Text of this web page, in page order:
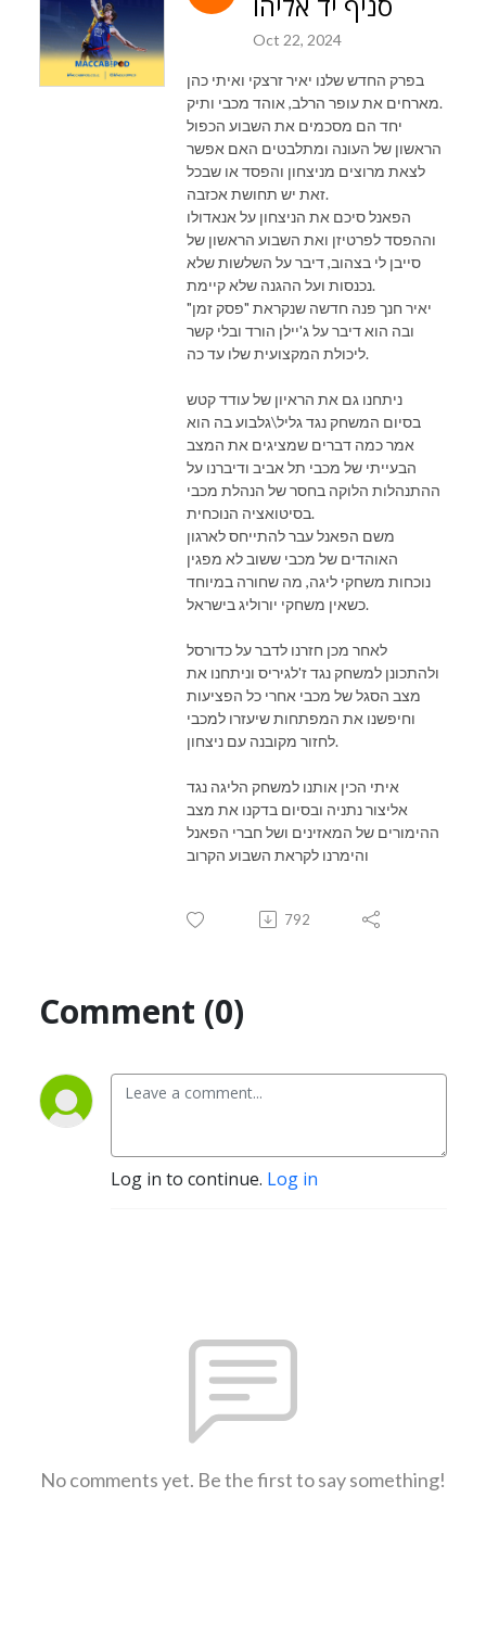
Oct 22, 2024
בפרק החדש שלנו יאיר זרצקי ואיתי כהן
מארחים את עופר הרלב, אוהד מכבי ותיק.
יחד הם מסכמים את השבוע הכפול
הראשון של העונה ומתלבטים האם אפשר
לצאת מרוצים מניצחון והפסד או שבכל
זאת יש תחושת אכזבה.
הפאנל סיכם את הניצחון על אנאדולו
וההפסד לפרטיזן ואת השבוע הראשון של
סייבן לי בצהוב, דיבר על השלשות שלא
נכנסות ועל ההגנה שלא קיימת.
יאיר חנך פנה חדשה שנקראת "פסק זמן"
ובה הוא דיבר על ג'יילן הורד ובלי קשר
ליכולת המקצועית שלו עד כה.
ניתחנו גם את הראיון של עודד קטש
בסיום המשחק נגד גליל\גלבוע בה הוא
אמר כמה דברים שמציגים את המצב
הבעייתי של מכבי תל אביב ודיברנו על
ההתנהלות הלוקה בחסר של הנהלת מכבי
בסיטואציה הנוכחית.
משם הפאנל עבר להתייחס לארגון
האוהדים של מכבי ששוב לא מפגין
נוכחות משחקי ליגה, מה שחורה במיוחד
כשאין משחקי יורוליג בישראל.
לאחר מכן חזרנו לדבר על כדורסל
ולהתכונן למשחק נגד ז'לגיריס וניתחנו את
מצב הסגל של מכבי אחרי כל הפציעות
וחיפשנו את המפתחות שיעזרו למכבי
לחזור מקובנה עם ניצחון.
איתי הכין אותנו למשחק הליגה נגד
אליצור נתניה ובסיום בדקנו את מצב
ההימורים של המאזינים ושל חברי הפאנל
והימרנו לקראת השבוע הקרוב
792
Comment (0)
Log in to continue. Log in
No comments yet. Be the first to say something!